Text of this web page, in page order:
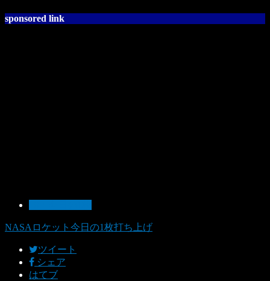
sponsored link
NASA ロケット 今日の1枚打ち上げ
ツイート
シェア
はてブ